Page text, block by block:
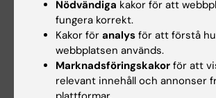
Karolinska Universitetssjukhuset
mottagare. Fredrik Wärnberg har
finansiering för tumörinsamling
med Akademiska sjukhuset som
Troy Bremer är anställd och har
Nödvändiga kakor för att
fungera korrekt.
Kakor för analys för att förstå
webbplatsen används.
Marknadsföringskakor för att
relevant innehåll och annonser